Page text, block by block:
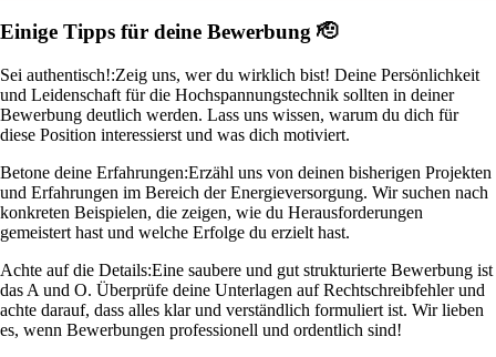
Einige Tipps für deine Bewerbung 🫡
Sei authentisch!:Zeig uns, wer du wirklich bist! Deine Persönlichkeit
und Leidenschaft für die Hochspannungstechnik sollten in deiner
Bewerbung deutlich werden. Lass uns wissen, warum du dich für
diese Position interessierst und was dich motiviert.
Betone deine Erfahrungen:Erzähl uns von deinen bisherigen Projekten
und Erfahrungen im Bereich der Energieversorgung. Wir suchen nach
konkreten Beispielen, die zeigen, wie du Herausforderungen
gemeistert hast und welche Erfolge du erzielt hast.
Achte auf die Details:Eine saubere und gut strukturierte Bewerbung ist
das A und O. Überprüfe deine Unterlagen auf Rechtschreibfehler und
achte darauf, dass alles klar und verständlich formuliert ist. Wir lieben
es, wenn Bewerbungen professionell und ordentlich sind!